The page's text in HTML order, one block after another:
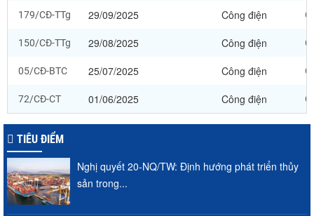
179/CĐ-TTg 29/09/2025 Công điện
150/CĐ-TTg 29/08/2025 Công điện
05/CĐ-BTC 25/07/2025 Công điện
72/CĐ-CT 01/06/2025 Công điện
TIÊU ĐIỂM
Nghị quyết 20-NQ/TW: Định hướng phát triển thủy
sản trong...